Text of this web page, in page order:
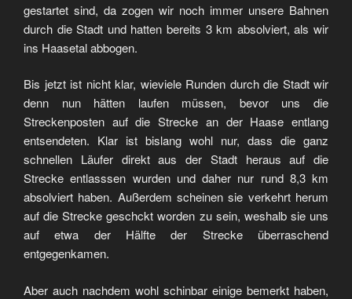
gestartet sind, da zogen wir noch immer unsere Bahnen
durch die Stadt und hatten bereits 3 km absolviert, als wir
ins Haasetal abbogen.
Bis jetzt ist nicht klar, wieviele Runden durch die Stadt wir
denn nun hätten laufen müssen, bevor uns die
Streckenposten auf die Strecke an der Haase entlang
entsendeten. Klar ist bislang wohl nur, dass die ganz
schnellen Läufer direkt aus der Stadt heraus auf die
Strecke entlasssen wurden und daher nur rund 8,3 km
absolviert haben. Außerdem scheinen sie verkehrt herum
auf die Strecke geschckt worden zu sein, weshalb sie uns
auf etwa der Hälfte der Strecke überraschend
entgegenkamen.
Aber auch nachdem wohl schinbar einige bemerkt haben,